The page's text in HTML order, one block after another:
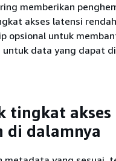
memberikan
akses latensi
opsional untuk
data yang dapat
tingkat
di dalamnya